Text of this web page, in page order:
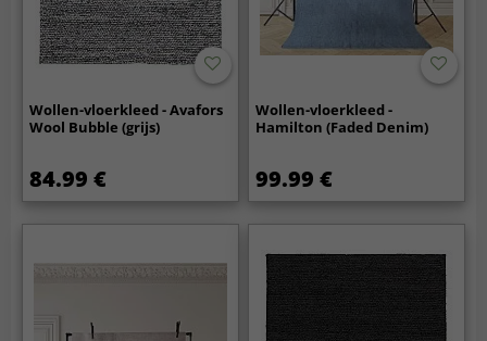
Wollen-vloerkleed - Avafors
Wool Bubble (grijs)
84.99 €
Wollen-vloerkleed -
Hamilton (Faded Denim)
99.99 €